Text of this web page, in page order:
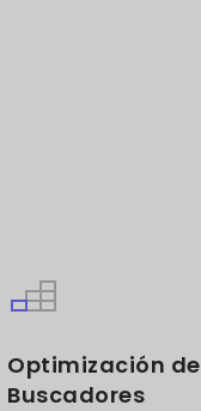
Optimización de
Buscadores